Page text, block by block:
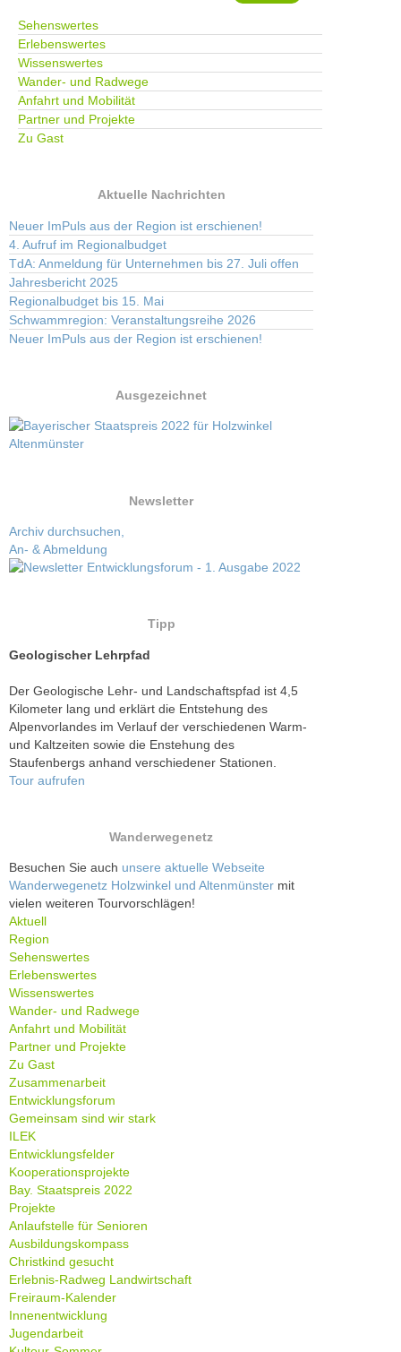
Sehenswertes
Erlebenswertes
Wissenswertes
Wander- und Radwege
Anfahrt und Mobilität
Partner und Projekte
Zu Gast
Aktuelle Nachrichten
Neuer ImPuls aus der Region ist erschienen!
4. Aufruf im Regionalbudget
TdA: Anmeldung für Unternehmen bis 27. Juli offen
Jahresbericht 2025
Regionalbudget bis 15. Mai
Schwammregion: Veranstaltungsreihe 2026
Neuer ImPuls aus der Region ist erschienen!
Ausgezeichnet
Newsletter
Archiv durchsuchen,
An- & Abmeldung
Tipp
Geologischer Lehrpfad
Der Geologische Lehr- und Landschaftspfad ist 4,5
Kilometer lang und erklärt die Entstehung des
Alpenvorlandes im Verlauf der verschiedenen Warm-
und Kaltzeiten sowie die Enstehung des
Staufenbergs anhand verschiedener Stationen.
Tour aufrufen
Wanderwegenetz
Besuchen Sie auch unsere aktuelle Webseite
Wanderwegenetz Holzwinkel und Altenmünster mit
vielen weiteren Tourvorschlägen!
Aktuell
Region
Sehenswertes
Erlebenswertes
Wissenswertes
Wander- und Radwege
Anfahrt und Mobilität
Partner und Projekte
Zu Gast
Zusammenarbeit
Entwicklungsforum
Gemeinsam sind wir stark
ILEK
Entwicklungsfelder
Kooperationsprojekte
Bay. Staatspreis 2022
Projekte
Anlaufstelle für Senioren
Ausbildungskompass
Christkind gesucht
Erlebnis-Radweg Landwirtschaft
Freiraum-Kalender
Innenentwicklung
Jugendarbeit